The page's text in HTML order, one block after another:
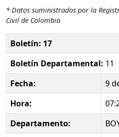
* Datos suministrados por la
Civil de Colombia
Boletín: 17
Boletín Departamental: 11
Fecha:
9
Hora:
Departamento: